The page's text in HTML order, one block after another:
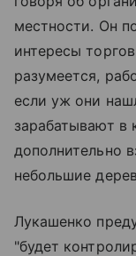
местности. Он
интересы
разумеется,
если уж они
зарабатывают в
дополнительно
небольшие
Лукашенко
"будет